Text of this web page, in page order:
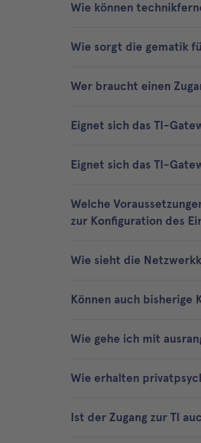
Wie können
Wie sorgt die gematik
Wer braucht einen
Eignet sich das TI-
Eignet sich das TI-
Welche
zur Konfiguration des
Wie sieht die
Können auch
Wie gehe ich mit
Wie erhalten
Ist der Zugang zur TI